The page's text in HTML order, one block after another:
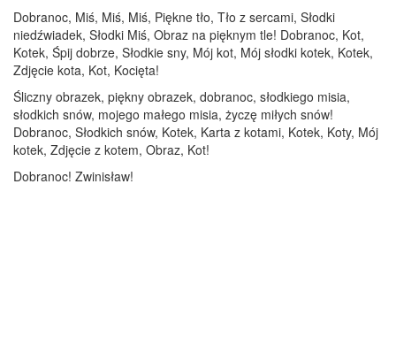
Dobranoc, Miś, Miś, Miś, Piękne tło, Tło z sercami, Słodki
niedźwiadek, Słodki Miś, Obraz na pięknym tle! Dobranoc, Kot,
Kotek, Śpij dobrze, Słodkie sny, Mój kot, Mój słodki kotek, Kotek,
Zdjęcie kota, Kot, Kocięta!
Śliczny obrazek, piękny obrazek, dobranoc, słodkiego misia,
słodkich snów, mojego małego misia, życzę miłych snów!
Dobranoc, Słodkich snów, Kotek, Karta z kotami, Kotek, Koty, Mój
kotek, Zdjęcie z kotem, Obraz, Kot!
Dobranoc! Zwinisław!